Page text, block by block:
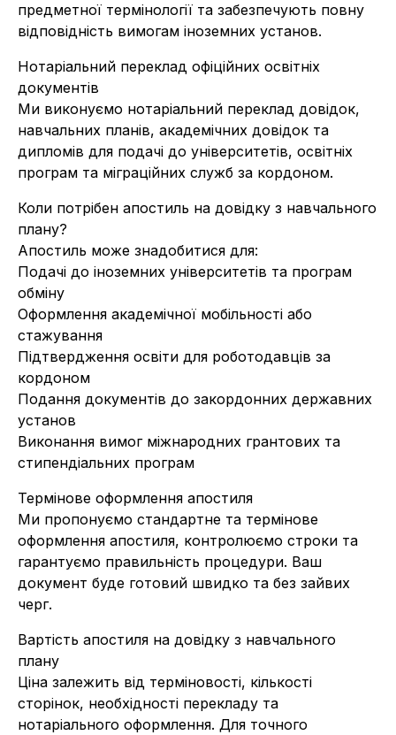
предметної термінології та забезпечують повну
відповідність вимогам іноземних установ.
Нотаріальний переклад офіційних освітніх
документів
Ми виконуємо нотаріальний переклад довідок,
навчальних планів, академічних довідок та
дипломів для подачі до університетів, освітніх
програм та міграційних служб за кордоном.
Коли потрібен апостиль на довідку з навчального
плану?
Апостиль може знадобитися для:
Подачі до іноземних університетів та програм
обміну
Оформлення академічної мобільності або
стажування
Підтвердження освіти для роботодавців за
кордоном
Подання документів до закордонних державних
установ
Виконання вимог міжнародних грантових та
стипендіальних програм
Термінове оформлення апостиля
Ми пропонуємо стандартне та термінове
оформлення апостиля, контролюємо строки та
гарантуємо правильність процедури. Ваш
документ буде готовий швидко та без зайвих
черг.
Вартість апостиля на довідку з навчального
плану
Ціна залежить від терміновості, кількості
сторінок, необхідності перекладу та
нотаріального оформлення. Для точного